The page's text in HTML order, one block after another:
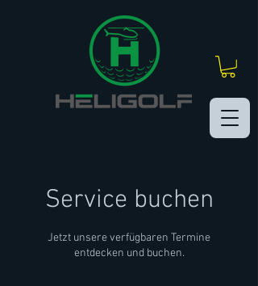
Service buchen
Jetzt unsere verfügbaren Termine
entdecken und buchen.